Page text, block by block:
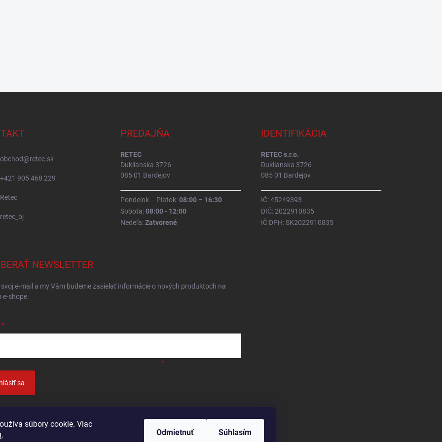
súbory cookie. Viac
. Odmietnuť Súhlasím
obchod@retec.sk
+421 905 468 229
Retec
retec_bj
PREDAJŇA
RETEC
Duklianska 3726
085 01 Bardejov
Pondelok – Piatok:08:00 – 16:30
Sobota:08:00 - 12:00
Nedeľa:Zatvorené
IDENTIFIKÁCIA
RETEC s.r.o.
Duklianska 3726
085 01 Bardejov
IČ: 45249393
DIČ: 2022910835
IČ DPH: SK2022910835
NEWSLETTER
e-mail a my Vám budeme zasielať informácie o nových produktoch na
e-shope.
sa